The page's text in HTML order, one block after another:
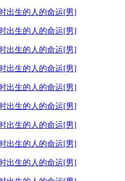
出生的人的命运[男]
出生的人的命运[男]
出生的人的命运[男]
出生的人的命运[男]
出生的人的命运[男]
出生的人的命运[男]
出生的人的命运[男]
出生的人的命运[男]
出生的人的命运[男]